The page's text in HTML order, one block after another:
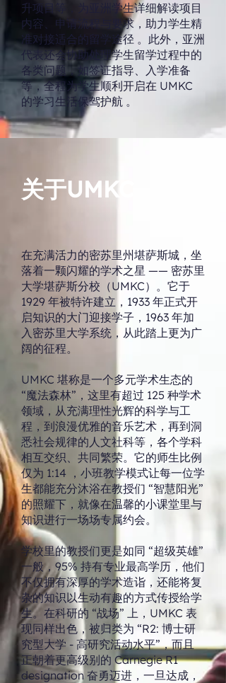
升项目等，为亚洲学生详细解读项目
内容、申请流程与要求，助力学生精
准对接适合的留学途径 。此外，亚洲
代表还会协助处理学生留学过程中的
各类问题，如签证指导、入学准备
等，全程为学生顺利开启在 UMKC
的学习生活保驾护航 。
关于UMKC
在充满活力的密苏里州堪萨斯城，坐
落着一颗闪耀的学术之星 —— 密苏里
大学堪萨斯分校（UMKC）。它于
1929 年被特许建立，1933 年正式开
启知识的大门迎接学子，1963 年加
入密苏里大学系统，从此踏上更为广
阔的征程。
UMKC 堪称是一个多元学术生态的
“魔法森林”，这里有超过 125 种学术
领域，从充满理性光辉的科学与工
程，到浪漫优雅的音乐艺术，再到洞
悉社会规律的人文社科等，各个学科
相互交织、共同繁荣。它的师生比例
仅为 1:14 ，小班教学模式让每一位学
生都能充分沐浴在教授们 “智慧阳光”
的照耀下，就像在温馨的小课堂里与
知识进行一场场专属约会。
学校里的教授们更是如同 “超级英雄”
一般，95% 持有专业最高学历，他们
不仅拥有深厚的学术造诣，还能将复
杂的知识以生动有趣的方式传授给学
生。在科研的 “战场” 上，UMKC 表
现同样出色，被归类为 “R2: 博士研
究型大学 - 高研究活动水平”，而且
正朝着更高级别的 Carnegie R1
designation 奋勇迈进，一旦达成，